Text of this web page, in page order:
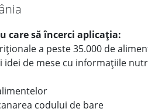
care să încerci aplicația:
a peste 35.000 de
idei de mese cu informațiile
codului de bare